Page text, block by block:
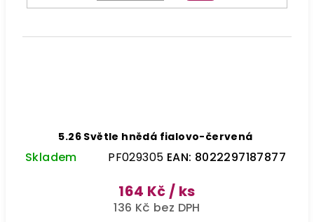
5.26 Světle hnědá fialovo-červená
Skladem PF029305 EAN: 8022297187877
164 Kč / ks
136 Kč bez DPH